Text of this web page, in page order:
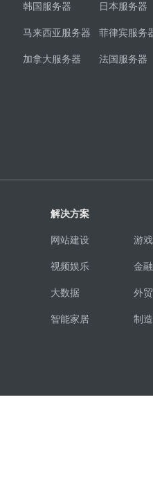
韩国服务器 日本服务器
马来西亚服务器 菲律宾服务
加拿大服务器 法国服务器
解决方案
网站建设 游
视频娱乐 金
大数据 外
智能家居 制